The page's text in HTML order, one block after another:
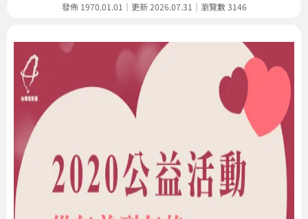
發佈 1970.01.01｜更新 2026.07.31｜瀏覽數 3146